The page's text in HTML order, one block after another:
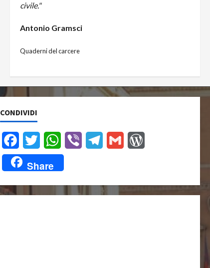
civile."
Antonio Gramsci
Quaderni del carcere
CONDIVIDI
FacebookTwitter WhatsApp
Viber TelegramGmail
Share